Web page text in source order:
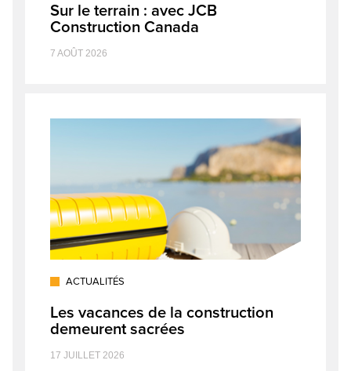
Sur le terrain : avec JCB
Construction Canada
7 AOÛT 2026
ACTUALITÉS
Les vacances de la construction
demeurent sacrées
17 JUILLET 2026